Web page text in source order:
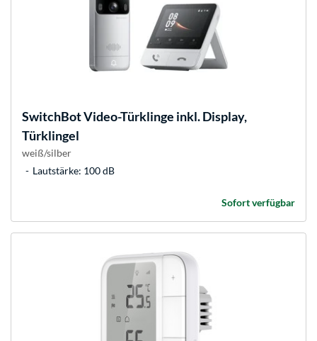
SwitchBotVideo-Türklinge inkl. Display,
Türklingel
weiß/silber
Lautstärke: 100 dB
Sofort verfügbar